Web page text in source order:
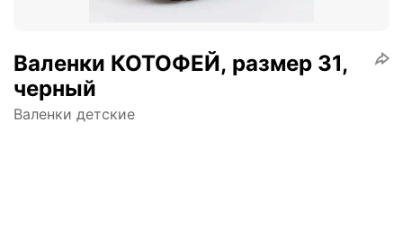
Валенки КОТОФЕЙ, размер 31,
черный
Валенки детские